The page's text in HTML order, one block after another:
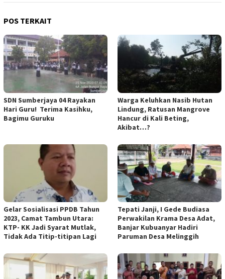
POS TERKAIT
SDN Sumberjaya 04 Rayakan
Hari Guru! Terima Kasihku,
Bagimu Guruku
Warga Keluhkan Nasib Hutan
Lindung, Ratusan Mangrove
Hancur di Kali Beting,
Akibat…?
Gelar Sosialisasi PPDB Tahun
2023, Camat Tambun Utara:
KTP- KK Jadi Syarat Mutlak,
Tidak Ada Titip-titipan Lagi
Tepati Janji, I Gede Budiasa
Perwakilan Krama Desa Adat,
Banjar Kubuanyar Hadiri
Paruman Desa Melinggih